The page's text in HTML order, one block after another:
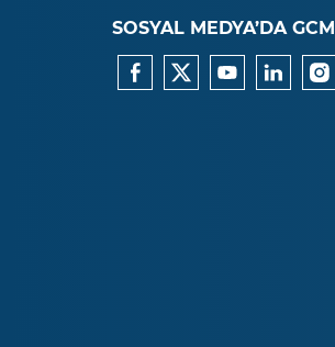
SOSYAL MEDYA’DA GCM